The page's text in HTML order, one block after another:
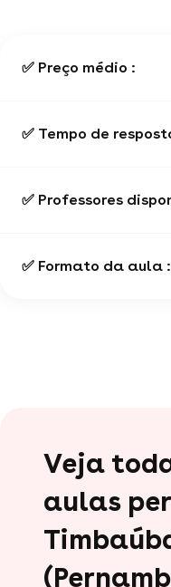
✅ Preço médio :
✅ Tempo de
✅ Professores
✅ Formato da aula :
Veja
aulas